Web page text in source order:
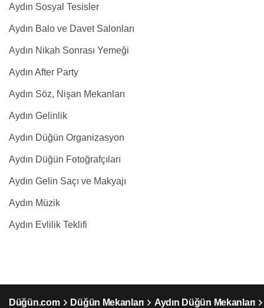
Aydın Sosyal Tesisler
Aydın Balo ve Davet Salonları
Aydın Nikah Sonrası Yemeği
Aydın After Party
Aydın Söz, Nişan Mekanları
Aydın Gelinlik
Aydın Düğün Organizasyon
Aydın Düğün Fotoğrafçıları
Aydın Gelin Saçı ve Makyajı
Aydın Müzik
Aydın Evlilik Teklifi
Düğün.com Düğün Mekanları Aydın Düğün Mekanları